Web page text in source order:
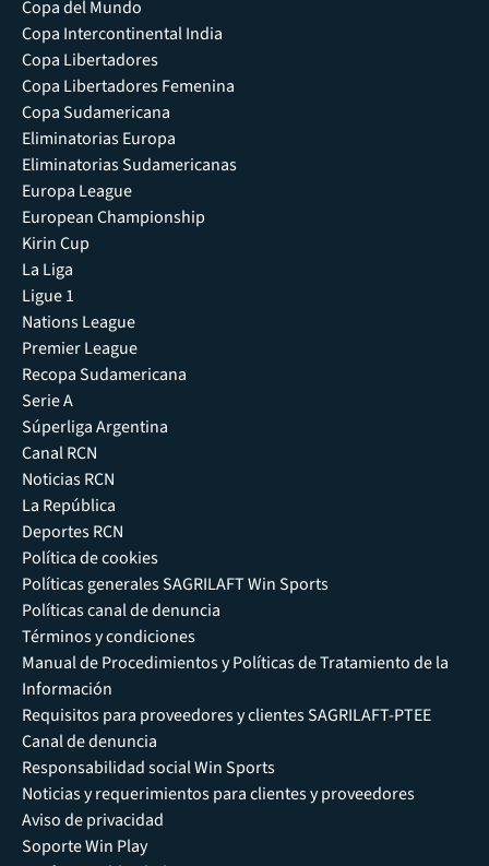
Copa del Mundo
Copa Intercontinental India
Copa Libertadores
Copa Libertadores Femenina
Copa Sudamericana
Eliminatorias Europa
Eliminatorias Sudamericanas
Europa League
European Championship
Kirin Cup
La Liga
Ligue 1
Nations League
Premier League
Recopa Sudamericana
Serie A
Súperliga Argentina
Canal RCN
Noticias RCN
La República
Deportes RCN
Política de cookies
Políticas generales SAGRILAFT Win Sports
Políticas canal de denuncia
Términos y condiciones
Manual de Procedimientos y Políticas de Tratamiento de la
Información
Requisitos para proveedores y clientes SAGRILAFT-PTEE
Canal de denuncia
Responsabilidad social Win Sports
Noticias y requerimientos para clientes y proveedores
Aviso de privacidad
Soporte Win Play